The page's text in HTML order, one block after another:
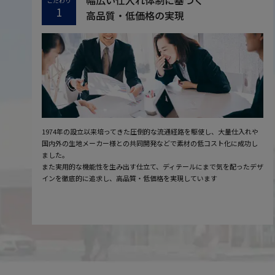
1
高品質・低価格の実現
1974年の設立以来培ってきた圧倒的な流通経路を駆使し、大量仕入れや
国内外の生地メーカー様との共同開発などで素材の低コスト化に成功し
ました。
また実用的な機能性を生み出す仕立て、ディテールにまで気を配ったデザ
インを徹底的に追求し、高品質・低価格を実現しています